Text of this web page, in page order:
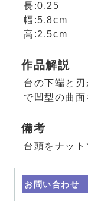
長:0.25
幅:5.8cm
高:2.5cm
作品解説
台の下端と
で凹型の曲面
備考
台頭をナッ
お問い合わせ